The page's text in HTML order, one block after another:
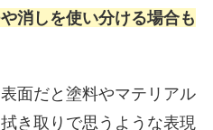
消しを使い分ける場合も
面だと塗料やマテリアル
き取りで思うような表現